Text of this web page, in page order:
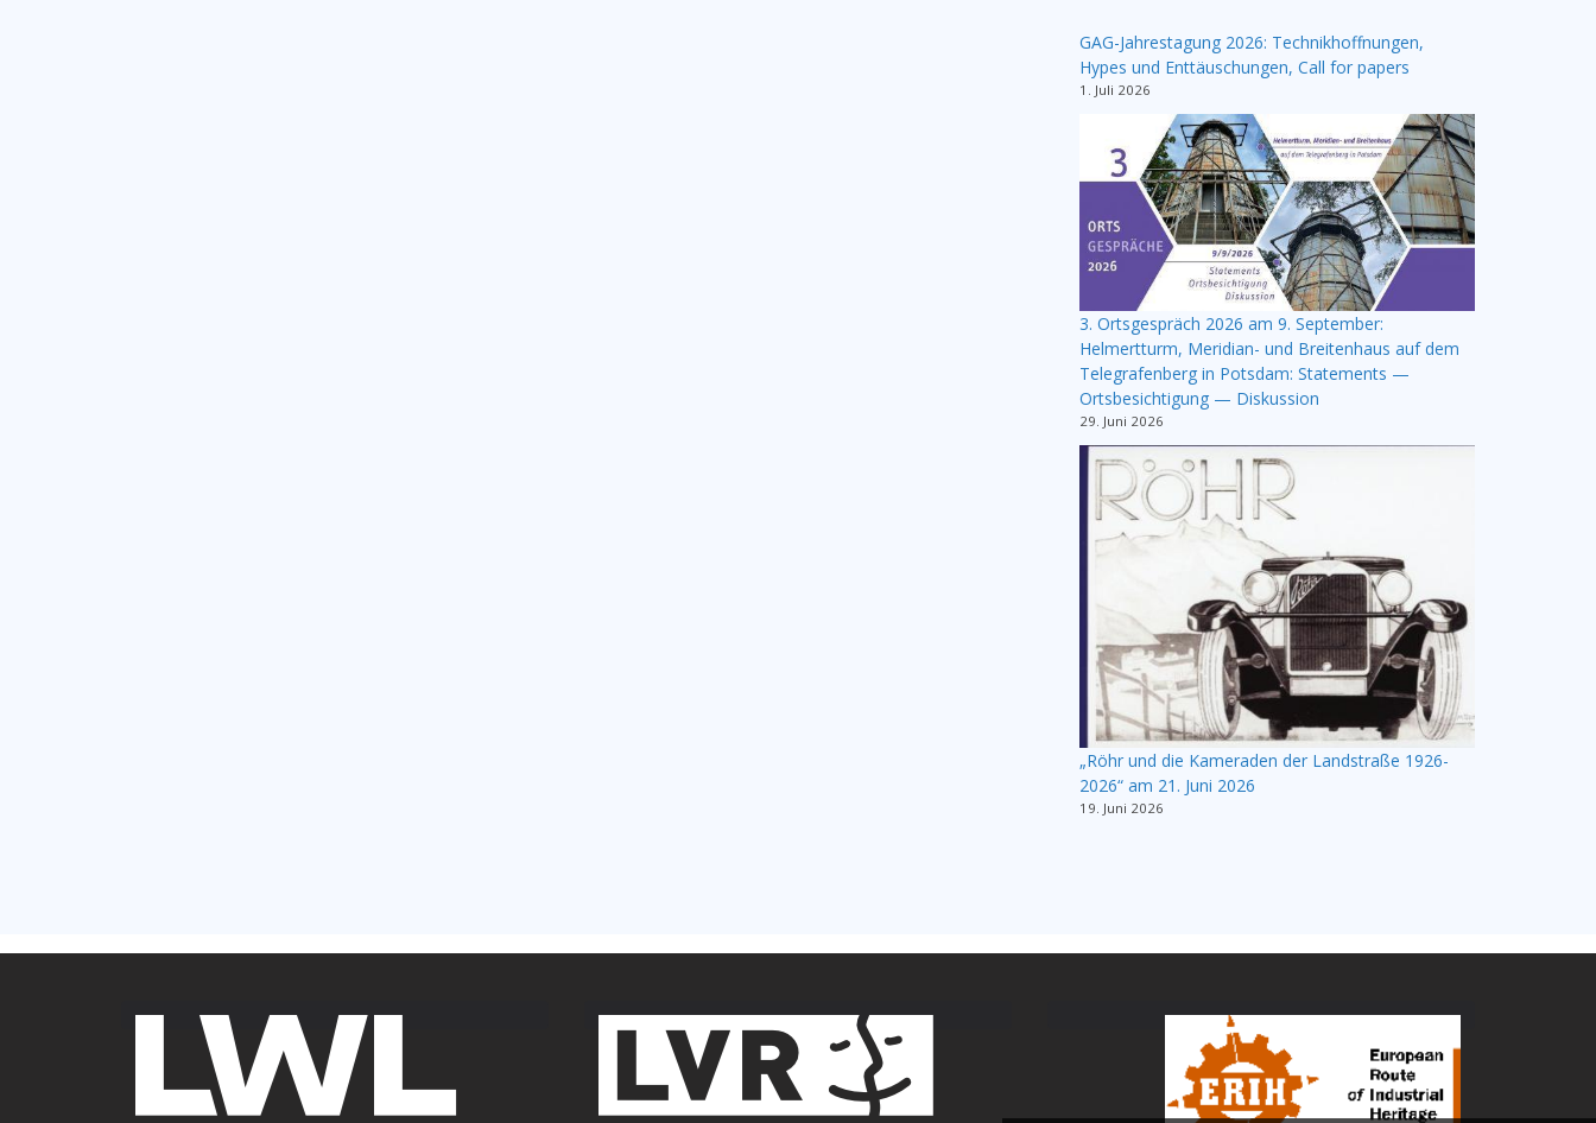
GAG-Jahrestagung 2026: Technikhoffnungen,
Hypes und Enttäuschungen, Call for papers
1. Juli 2026
3. Ortsgespräch 2026 am 9. September:
Helmertturm, Meridian- und Breitenhaus auf dem
Telegrafenberg in Potsdam: Statements —
Ortsbesichtigung — Diskussion
29. Juni 2026
„Röhr und die Kameraden der Landstraße 1926-
2026“ am 21. Juni 2026
19. Juni 2026